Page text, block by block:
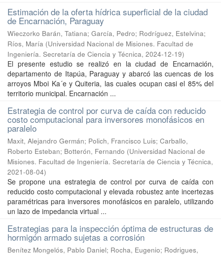
Estimación de la oferta hídrica superficial de la ciudad
de Encarnación, Paraguay
Wieczorko Barán, Tatiana; García, Pedro; Rodríguez, Estelvina;
Ríos, María (Universidad Nacional de Misiones. Facultad de
Ingeniería. Secretaría de Ciencia y Técnica, 2024-12-19)
El presente estudio se realizó en la ciudad de Encarnación,
departamento de Itapúa, Paraguay y abarcó las cuencas de los
arroyos Mboi Ka´e y Quiteria, las cuales ocupan casi el 85% del
territorio municipal. Encarnación ...
Estrategia de control por curva de caída con reducido
costo computacional para inversores monofásicos en
paralelo
Maxit, Alejandro Germán; Polich, Francisco Luis; Carballo,
Roberto Esteban; Botterón, Fernando (Universidad Nacional de
Misiones. Facultad de Ingeniería. Secretaría de Ciencia y Técnica,
2021-08-04)
Se propone una estrategia de control por curva de caída con
reducido costo computacional y elevada robustez ante incertezas
paramétricas para inversores monofásicos en paralelo, utilizando
un lazo de impedancia virtual ...
Estrategias para la inspección óptima de estructuras de
hormigón armado sujetas a corrosión
Benítez Mongelós, Pablo Daniel; Rocha, Eugenio; Rodrigues,